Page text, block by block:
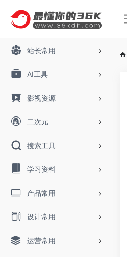
站长常用
AI工具
影视资源
二次元
搜索工具
学习资料
产品常用
设计常用
运营常用